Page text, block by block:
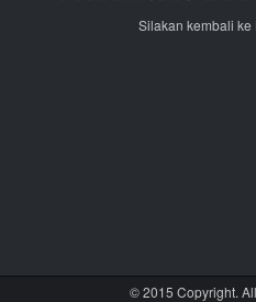
Silakan kembali ke
© 2015 Copyright.